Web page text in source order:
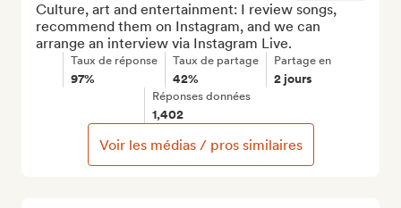
Culture, art and entertainment: I review songs,
recommend them on Instagram, and we can
arrange an interview via Instagram Live.
Taux de réponse
97%
Taux de partage
42%
Partage en
2 jours
Réponses données
1,402
Voir les médias / pros similaires